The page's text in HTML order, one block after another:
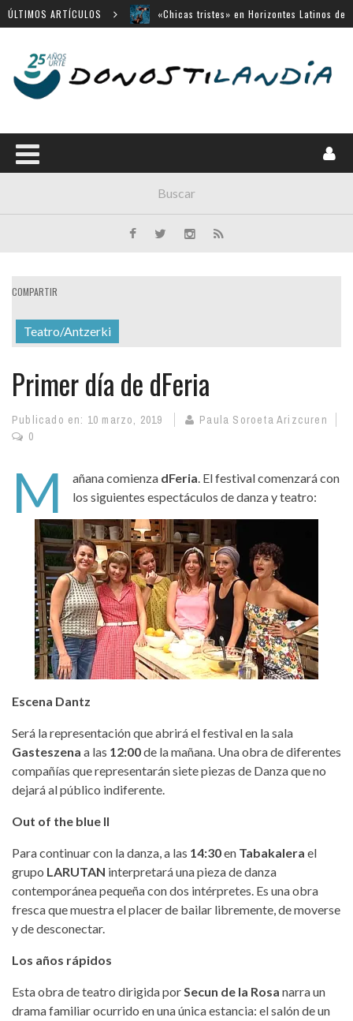
ÚLTIMOS ARTÍCULOS San Sebastián
«Búnker», en Sección Oficial de Venecia
14 largometrajes para «New Directors»
COMPARTIR
Teatro/Antzerki
Primer día de dFeria
Publicado en: 10 marzo, 2019
Paula Soroeta Arizcuren
0
M añana comienza dFeria. El festival comenzará con
los siguientes espectáculos de danza y teatro:
Escena Dantz
Será la representación que abrirá el festival en la sala
Gasteszena a las 12:00de la mañana. Una obra de diferentes
compañías que representarán siete piezas de Danza que no
dejará al público indiferente.
Out of the blue II
Para continuar con la danza, a las 14:30en Tabakalera el
grupo LARUTAN interpretará una pieza de danza
contemporánea pequeña con dos intérpretes. Es una obra
fresca que muestra el placer de bailar libremente, de moverse
y de desconectar.
Los años rápidos
Esta obra de teatro dirigida porSecun de la Rosa narra un
drama familiar ocurrido en una única estancia: el salón de un